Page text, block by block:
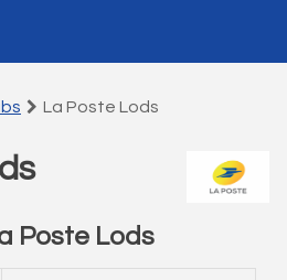
La Poste Lods
Poste Lods